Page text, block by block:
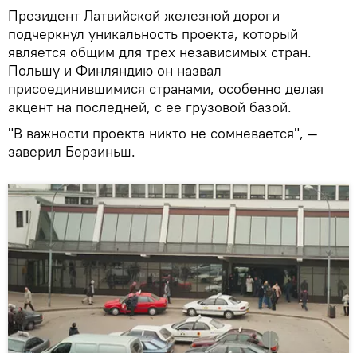
Президент Латвийской железной дороги
подчеркнул уникальность проекта, который
является общим для трех независимых стран.
Польшу и Финляндию он назвал
присоединившимися странами, особенно делая
акцент на последней, с ее грузовой базой.
"В важности проекта никто не сомневается", —
заверил Берзиньш.